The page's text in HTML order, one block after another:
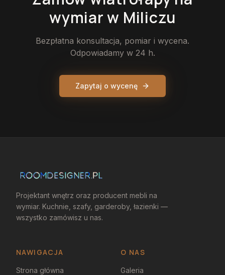
wymiarw Miliczu
Bezpłatna konsultacja, pomiar i wycena.
Odpowiadamy w 24 h.
Zapytaj o wycenę
Projektant wnętrz oraz producent mebli na
wymiar. Kuchnie, szafy, garderoby, łazienki —
wszystko zamówisz u nas.
NAWIGACJA O NAS
Strona główna
Galeria